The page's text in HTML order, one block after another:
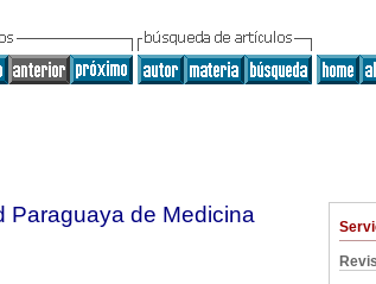
Paraguaya de Medicina